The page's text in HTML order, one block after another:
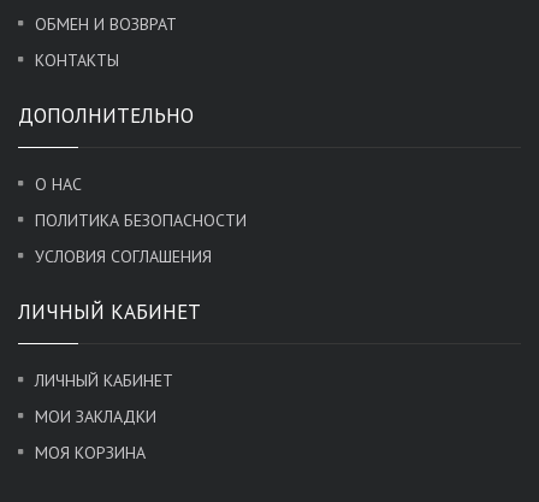
ОБМЕН И ВОЗВРАТ
КОНТАКТЫ
ДОПОЛНИТЕЛЬНО
О НАС
ПОЛИТИКА БЕЗОПАСНОСТИ
УСЛОВИЯ СОГЛАШЕНИЯ
ЛИЧНЫЙ КАБИНЕТ
ЛИЧНЫЙ КАБИНЕТ
МОИ ЗАКЛАДКИ
МОЯ КОРЗИНА